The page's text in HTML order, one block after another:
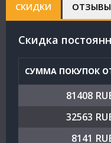
СКИДКИ ОТЗЫВЫ
Cкидка
СУММА ПОКУПОК
81408
32563
8141